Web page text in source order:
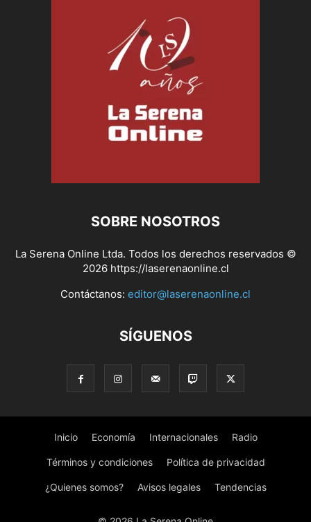
SOBRE NOSOTROS
La Serena Online Ltda. Todos los derechos reservados ©
2026 https://laserenaonline.cl
Contáctanos: editor@laserenaonline.cl
SÍGUENOS
Inicio Economía Internacionales Radio
Términos y condiciones Política de privacidad
¿Quienes somos? Avisos legales Tendencias